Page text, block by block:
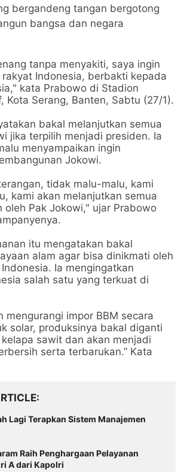
bergandeng tangan bergotong
bangsa dan negara
tanpa menyakiti, saya ingin
Indonesia, berbakti kepada
kata Prabowo di Stadion
Kota Serang, Banten, Sabtu (27/1).
bakal melanjutkan semua
jika terpilih menjadi presiden. Ia
menyampaikan ingin
Jokowi.
tidak malu-malu, kami
kami akan melanjutkan semua
oleh Pak Jokowi," ujar Prabowo
itu mengatakan bakal
alam agar bisa dinikmati oleh
Ia mengingatkan
salah satu yang terkuat di
mengurangi impor BBM secara
solar, produksinya bakal diganti
sawit dan akan menjadi
serta terbarukan.” Kata
Lagi Terapkan Sistem Manajemen
Raih Penghargaan Pelayanan
A dari Kapolri